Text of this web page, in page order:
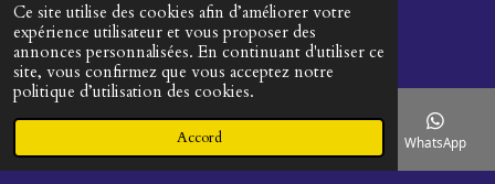
Ce site utilise des cookies afin d’améliorer votre
expérience utilisateur et vous proposer des
annonces personnalisées. En continuant d'utiliser ce
site, vous confirmez que vous acceptez notre
politique d’utilisation des cookies.
Accord
F
c
e
b
I
s
a
u
u
k
o
Herman BV
© 2021 - 2026 Paardenboxen Herman
Téléphone WhatsApp